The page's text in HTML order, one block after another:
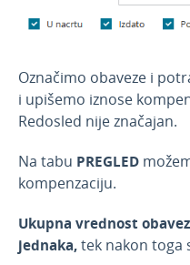
Označimo obaveze i
i upišemo iznose
Redosled nije značajan.
Na tabu PREGLED
kompenzaciju.
Ukupna vrednost
jednaka,tek nakon toga